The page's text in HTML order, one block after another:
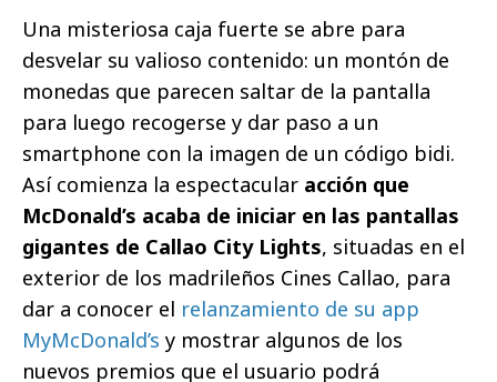
Una misteriosa caja fuerte se abre para
desvelar su valioso contenido: un montón de
monedas que parecen saltar de la pantalla
para luego recogerse y dar paso a un
smartphone con la imagen de un código bidi.
Así comienza la espectacular acción que
McDonald’s acaba de iniciar en las pantallas
gigantes de Callao City Lights, situadas en el
exterior de los madrileños Cines Callao, para
dar a conocer el relanzamiento de su app
MyMcDonald’s y mostrar algunos de los
nuevos premios que el usuario podrá